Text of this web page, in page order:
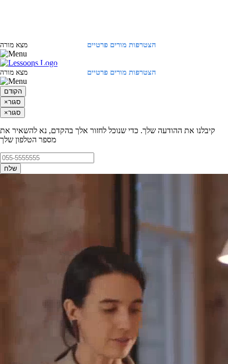
הצטרפות מורים פרטיים מצא מורה
הצטרפות מורים פרטיים מצא מורה
הקודם
×סגור
×סגור
קיבלנו את ההודעה שלך. כדי שנוכל לחזור אלך בהקדם, נא להשאיר את
מספר הטלפון שלך
שלח